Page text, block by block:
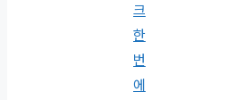
크
한
번
에